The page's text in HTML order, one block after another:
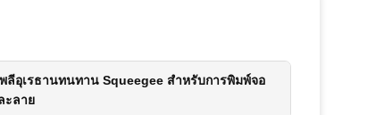
ลีอุเรธานทนทาน Squeegee สําหรับการพิมพ์จอ
ะลาย